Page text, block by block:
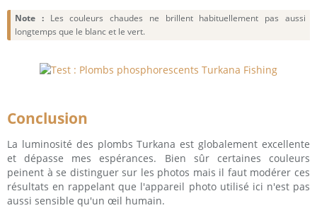
Note :Les couleurs chaudes ne brillent habituellement pas aussi
longtemps que le blanc et le vert.
Conclusion
La luminosité des plombs Turkana est globalement excellente
et dépasse mes espérances. Bien sûr certaines couleurs
peinent à se distinguer sur les photos mais il faut modérer ces
résultats en rappelant que l'appareil photo utilisé ici n'est pas
aussi sensible qu'un œil humain.